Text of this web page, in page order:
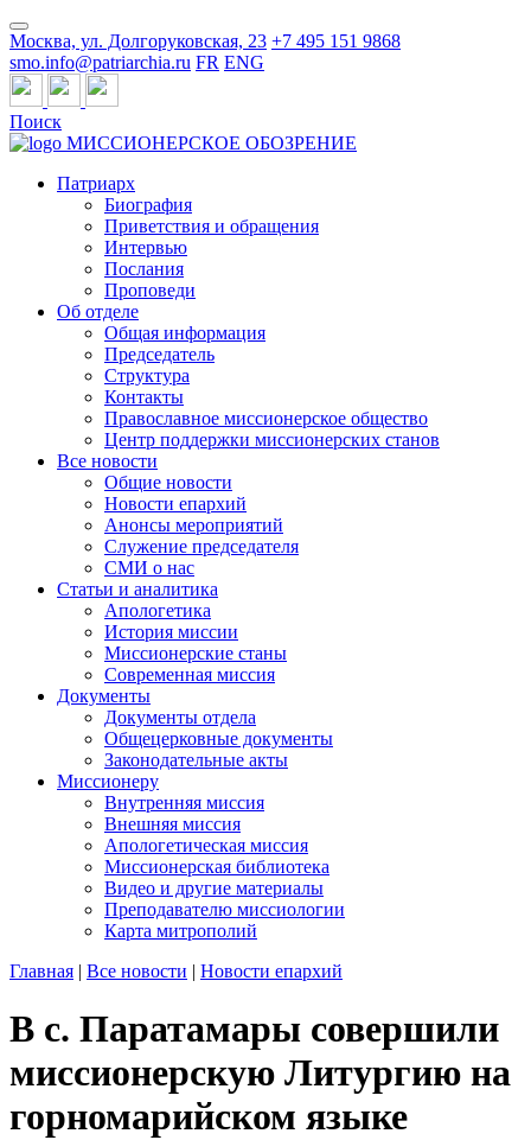
Москва, ул. Долгоруковская, 23 +7 495 151 9868
smo.info@patriarchia.ru FR ENG
Поиск
МИССИОНЕРСКОЕ ОБОЗРЕНИЕ
Патриарх
Биография
Приветствия и обращения
Интервью
Послания
Проповеди
Об отделе
Общая информация
Председатель
Структура
Контакты
Православное миссионерское общество
Центр поддержки миссионерских станов
Все новости
Общие новости
Новости епархий
Анонсы мероприятий
Служение председателя
СМИ о нас
Статьи и аналитика
Апологетика
История миссии
Миссионерские станы
Современная миссия
Документы
Документы отдела
Общецерковные документы
Законодательные акты
Миссионеру
Внутренняя миссия
Внешняя миссия
Апологетическая миссия
Миссионерская библиотека
Видео и другие материалы
Преподавателю миссиологии
Карта митрополий
Главная | Все новости | Новости епархий
В с. Паратамары совершили
миссионерскую Литургию на
горномарийском языке